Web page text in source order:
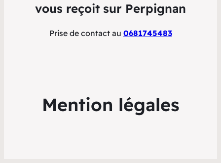
vous reçoit sur Perpignan
Prise de contact au 0681745483
Mention légales